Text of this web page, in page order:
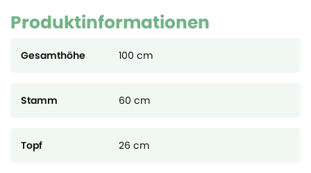
Produktinformationen
Gesamthöhe 100 cm
Stamm 60 cm
Topf 26 cm